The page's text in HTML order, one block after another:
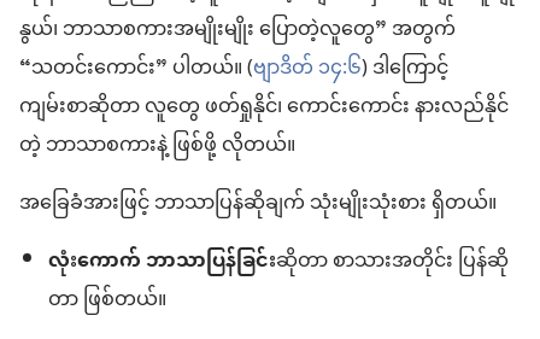
နွယ်၊ ဘာသာစကားအမျိုးမျိုး ပြောတဲ့လူတွေ” အတွက်
“သတင်းကောင်း” ပါတယ်။ (ဗျာဒိတ် ၁၄:၆) ဒါကြောင့်
ကျမ်းစာဆိုတာ လူတွေ ဖတ်ရှုနိုင်၊ ကောင်းကောင်း နားလည်နိုင်
တဲ့ ဘာသာစကားနဲ့ ဖြစ်ဖို့ လိုတယ်။
အခြေခံအားဖြင့် ဘာသာပြန်ဆိုချက် သုံးမျိုးသုံးစား ရှိတယ်။
လုံးကောက် ဘာသာပြန်ခြင်းဆိုတာ စာသားအတိုင်း ပြန်ဆို
တာ ဖြစ်တယ်။